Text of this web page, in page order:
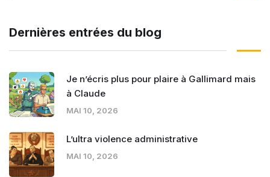
Dernières entrées du blog
Je n’écris plus pour plaire à Gallimard mais
à Claude
MAI 10, 2026
L’ultra violence administrative
MAI 10, 2026